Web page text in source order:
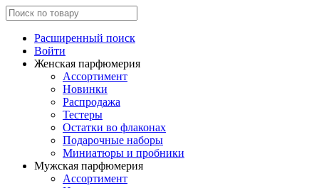
Расширенный поиск
Войти
Женская парфюмерия
Ассортимент
Новинки
Распродажа
Тестеры
Остатки во флаконах
Подарочные наборы
Миниатюры и пробники
Мужская парфюмерия
Ассортимент